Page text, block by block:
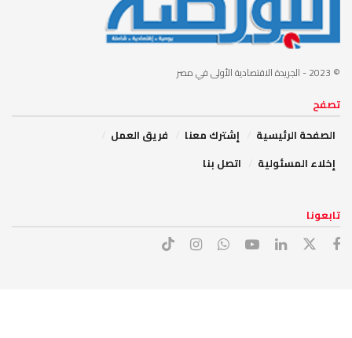
© 2023 - الجريدة الاقتصادية الأولى في مصر
تصفح
الصفحة الرئيسية
إشترك معنا
فريق العمل
إخلاء المسئولية
اتصل بنا
تابعونا